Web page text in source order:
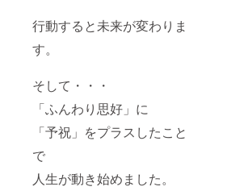
行動すると未来が変わりま
す。
そして・・・
「ふんわり思好」に
「予祝」をプラスしたこと
で
人生が動き始めました。